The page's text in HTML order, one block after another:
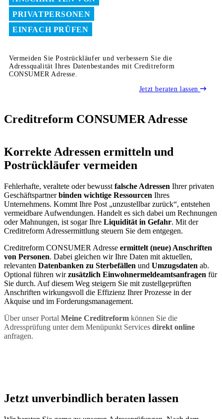
PRIVATPERSONEN
EINFACH PRÜFEN
Vermeiden Sie Postrückläufer und verbessern Sie die
Adressqualität Ihres Datenbestandes mit Creditreform
CONSUMER Adresse.
Jetzt beraten lassen
Creditreform CONSUMER Adresse
Korrekte Adressen ermitteln und
Postrückläufer vermeiden
Fehlerhafte, veraltete oder bewusst falsche Adressen Ihrer privaten
Geschäftspartnerbinden wichtige Ressourcen Ihres
Unternehmens. Kommt Ihre Post „unzustellbar zurück“, entstehen
vermeidbare Aufwendungen. Handelt es sich dabei um Rechnungen
oder Mahnungen, ist sogar Ihre Liquidität in Gefahr. Mit der
Creditreform Adressermittlung steuern Sie dem entgegen.
Creditreform CONSUMER Adresse ermittelt (neue) Anschriften
von Personen. Dabei gleichen wir Ihre Daten mit aktuellen,
relevanten Datenbanken zu Sterbefällen und Umzugsdaten ab.
Optional führen wirzusätzlich Einwohnermeldeamtsanfragen für
Sie durch. Auf diesem Weg steigern Sie mit zustellgeprüften
Anschriften wirkungsvoll die Effizienz Ihrer Prozesse in der
Akquise und im Forderungsmanagement.
Über unser Portal Meine Creditreform können Sie die
Adressprüfung unter dem Menüpunkt Services direkt online
anfragen.
Jetzt unverbindlich beraten lassen